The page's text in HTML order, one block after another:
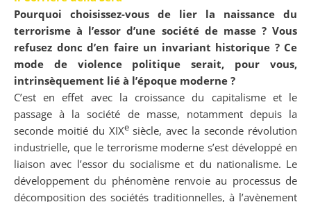
Pourquoi choisissez-vous de lier la naissance du
terrorisme à l’essor d’une société de masse ? Vous
refusez donc d’en faire un invariant historique ? Ce
mode de violence politique serait, pour vous,
intrinsèquement lié à l’époque moderne ?
C’est en effet avec la croissance du capitalisme et le
passage à la société de masse, notamment depuis la
seconde moitié du XIXe siècle, avec la seconde révolution
industrielle, que le terrorisme moderne s’est développé en
liaison avec l’essor du socialisme et du nationalisme. Le
développement du phénomène renvoie au processus de
décomposition des sociétés traditionnelles, à l’avènement